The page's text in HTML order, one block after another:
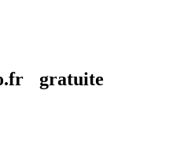
gratuite